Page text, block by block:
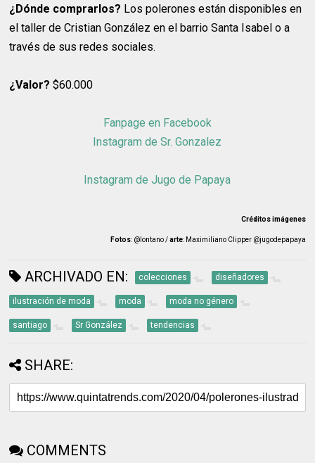
¿Dónde comprarlos? Los polerones están disponibles en
el taller de Cristian González en el barrio Santa Isabel o a
través de sus redes sociales.
¿Valor? $60.000
Fanpage en Facebook
Instagram de Sr. Gonzalez
Instagram de Jugo de Papaya
Créditos imágenes
Fotos: @lontano /arte: Maximiliano Clipper @jugodepapaya
ARCHIVADO EN: colecciones diseñadores
ilustración de moda moda moda no género
santiago Sr González tendencias
SHARE:
COMMENTS